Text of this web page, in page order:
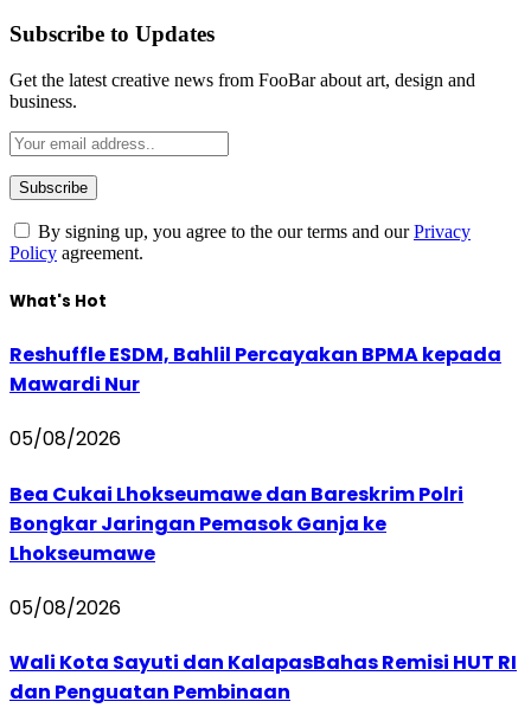
Subscribe to Updates
Get the latest creative news from FooBar about art, design and
business.
By signing up, you agree to the our terms and ourPrivacy
Policy agreement.
What's Hot
Reshuffle ESDM, Bahlil Percayakan BPMA kepada
Mawardi Nur
05/08/2026
Bea Cukai Lhokseumawe dan Bareskrim Polri
Bongkar Jaringan Pemasok Ganja ke
Lhokseumawe
05/08/2026
Wali Kota Sayuti dan KalapasBahas Remisi HUT RI
dan Penguatan Pembinaan